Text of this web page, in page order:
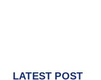
LATEST POST